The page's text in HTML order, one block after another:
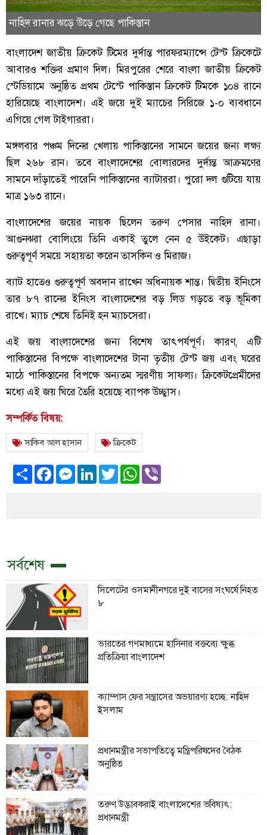
নাহিদ রানার ঝড়ে উড়ে গেছে পাকিস্তান
বাংলাদেশ জাতীয় ক্রিকেট টিমের দুর্দান্ত পারফরম্যান্সে টেস্ট ক্রিকেটে
আবারও শক্তির প্রমাণ দিল। মিরপুরের শেরে বাংলা জাতীয় ক্রিকেট
স্টেডিয়ামে অনুষ্ঠিত প্রথম টেস্টে পাকিস্তান ক্রিকেট টিমকে ১০৪ রানে
হারিয়েছে বাংলাদেশ। এই জয়ে দুই ম্যাচের সিরিজে ১-০ ব্যবধানে
এগিয়ে গেল টাইগাররা।
মঙ্গলবার পঞ্চম দিনের খেলায় পাকিস্তানের সামনে জয়ের জন্য লক্ষ্য
ছিল ২৬৮ রান। তবে বাংলাদেশের বোলারদের দুর্দান্ত আক্রমণের
সামনে দাঁড়াতেই পারেনি পাকিস্তানের ব্যাটাররা। পুরো দল গুটিয়ে যায়
মাত্র ১৬৩ রানে।
বাংলাদেশের জয়ের নায়ক ছিলেন তরুণ পেসার নাহিদ রানা।
আগুনঝরা বোলিংয়ে তিনি একাই তুলে নেন ৫ উইকেট। এছাড়া
গুরুত্বপূর্ণ সময়ে সহায়তা করেন তাসকিন ও মিরাজ।
ব্যাট হাতেও গুরুত্বপূর্ণ অবদান রাখেন অধিনায়ক শান্ত। দ্বিতীয় ইনিংসে
তার ৮৭ রানের ইনিংস বাংলাদেশের বড় লিড গড়তে বড় ভূমিকা
রাখে। ম্যাচ শেষে তিনিই হন ম্যাচসেরা।
এই জয় বাংলাদেশের জন্য বিশেষ তাৎপর্যপূর্ণ। কারণ, এটি
পাকিস্তানের বিপক্ষে বাংলাদেশের টানা তৃতীয় টেস্ট জয় এবং ঘরের
মাঠে পাকিস্তানের বিপক্ষে অন্যতম স্মরণীয় সাফল্য। ক্রিকেটপ্রেমীদের
মধ্যে এই জয় ঘিরে তৈরি হয়েছে ব্যাপক উচ্ছ্বাস।
সম্পর্কিত বিষয়:
সাকিব আল হাসান ক্রিকেট
ShareFacebookMessenger
LinkedInTwitterWhatsApp
সর্বশেষ
সিলেটের ওসমানীনগরে দুই বাসের সংঘর্ষে নিহত
৮
ভারতের গণমাধ্যমে হাসিনার বক্তব্যে ক্ষুব্ধ
প্রতিক্রিয়া বাংলাদেশ
ক্যাম্পাস ফের সন্ত্রাসের অভয়ারণ্য হচ্ছে: নাহিদ
ইসলাম
প্রধানমন্ত্রীর সভাপতিত্বে মন্ত্রিপরিষদের বৈঠক
অনুষ্ঠিত
তরুণ উদ্ভাবকরাই বাংলাদেশের ভবিষ্যৎ:
প্রধানমন্ত্রী